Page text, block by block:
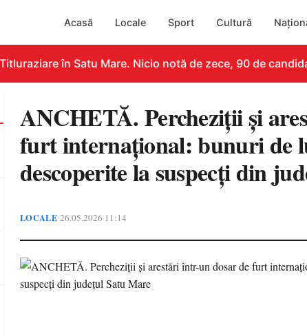
Acasă Locale Sport Cultură
în Satu Mare. Nicio notă de zece, 90 de
ANCHETĂ. Percheziții și
furt internațional: bunuri de
descoperite la suspecți din
LOCALE•26.05.2026 11:14